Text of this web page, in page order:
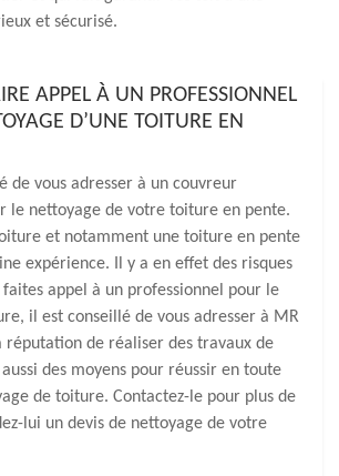
et sécurisé.
APPEL À UN PROFESSIONNEL
D’UNE TOITURE EN
de vous adresser à un couvreur
le nettoyage de votre toiture en pente.
et notamment une toiture en pente
expérience. Il y a en effet des risques
faites appel à un professionnel pour le
il est conseillé de vous adresser à MR
réputation de réaliser des travaux de
des moyens pour réussir en toute
de toiture. Contactez-le pour plus de
lui un devis de nettoyage de votre